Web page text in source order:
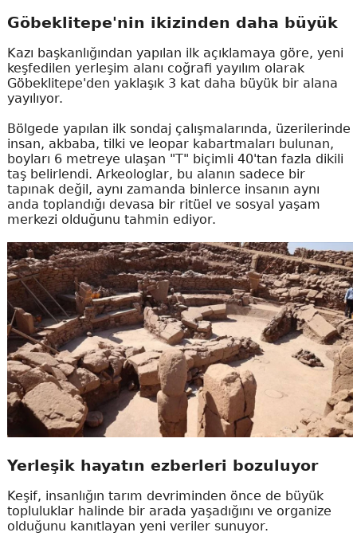
Göbeklitepe'nin ikizinden daha büyük
Kazı başkanlığından yapılan ilk açıklamaya göre, yeni
keşfedilen yerleşim alanı coğrafi yayılım olarak
Göbeklitepe'den yaklaşık 3 kat daha büyük bir alana
yayılıyor.
Bölgede yapılan ilk sondaj çalışmalarında, üzerilerinde
insan, akbaba, tilki ve leopar kabartmaları bulunan,
boyları 6 metreye ulaşan "T" biçimli 40'tan fazla dikili
taş belirlendi. Arkeologlar, bu alanın sadece bir
tapınak değil, aynı zamanda binlerce insanın aynı
anda toplandığı devasa bir ritüel ve sosyal yaşam
merkezi olduğunu tahmin ediyor.
Yerleşik hayatın ezberleri bozuluyor
Keşif, insanlığın tarım devriminden önce de büyük
topluluklar halinde bir arada yaşadığını ve organize
olduğunu kanıtlayan yeni veriler sunuyor.